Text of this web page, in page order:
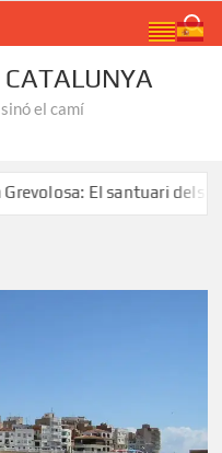
CATALUNYA
el camí
El santuari dels arbres